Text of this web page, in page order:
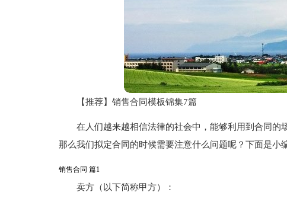
【推荐】销售合同模板锦集7篇
在人们越来越相信法律的社会中，能够利用到合同的
那么我们拟定合同的时候需要注意什么问题呢？下面是小
销售合同 篇1
卖方（以下简称甲方）：